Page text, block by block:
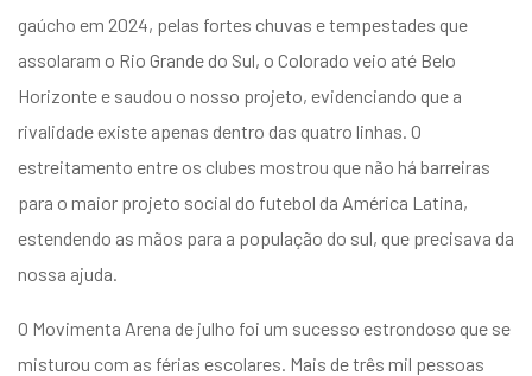
gaúcho em 2024, pelas fortes chuvas e tempestades que
assolaram o Rio Grande do Sul, o Colorado veio até Belo
Horizonte e saudou o nosso projeto, evidenciando que a
rivalidade existe apenas dentro das quatro linhas. O
estreitamento entre os clubes mostrou que não há barreiras
para o maior projeto social do futebol da América Latina,
estendendo as mãos para a população do sul, que precisava da
nossa ajuda.
O Movimenta Arena de julho foi um sucesso estrondoso que se
misturou com as férias escolares. Mais de três mil pessoas